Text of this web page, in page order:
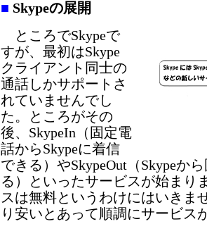
■ Skypeの展開
ところでSkypeで
すが、最初はSkype
クライアント同士の
通話しかサポートさ
れていませんでし
た。ところがその
後、SkypeIn（固定電
話からSkypeに着信
できる）やSkypeOut（Skypeか
る）といったサービスが始まり
スは無料というわけにはいきま
り安いとあって順調にサービス